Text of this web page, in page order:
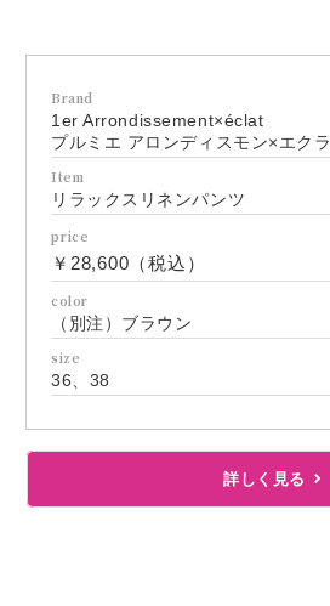
Brand
1er Arrondissement×éclat
プルミエ アロンディスモン×エクラ
Item
リラックスリネンパンツ
price
￥28,600（税込）
color
（別注）ブラウン
size
36、38
詳しく見る